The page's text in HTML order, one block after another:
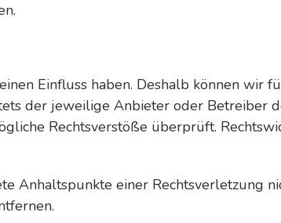
Einfluss haben. Deshalb können wir
der jeweilige Anbieter oder Betreiber
Rechtsverstöße überprüft.
Anhaltspunkte einer Rechtsverletzung